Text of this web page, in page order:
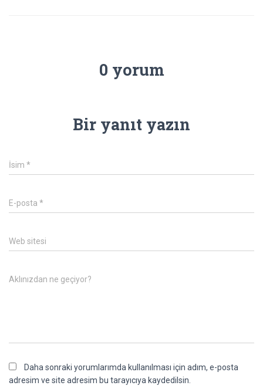
0 yorum
Bir yanıt yazın
İsim *
E-posta *
Web sitesi
Aklınızdan ne geçiyor?
Daha sonraki yorumlarımda kullanılması için adım, e-posta
adresim ve site adresim bu tarayıcıya kaydedilsin.